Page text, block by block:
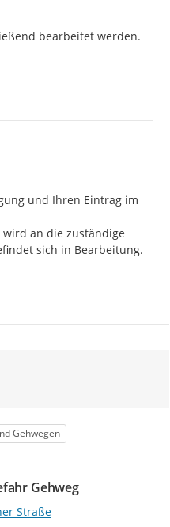
bearbeitet werden.
und Ihren Eintrag im
an die zuständige
sich in Bearbeitung.
Gehwegen
Gehweg
Straße